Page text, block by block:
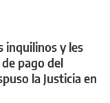
inquilinos y les
pago del
la Justicia en